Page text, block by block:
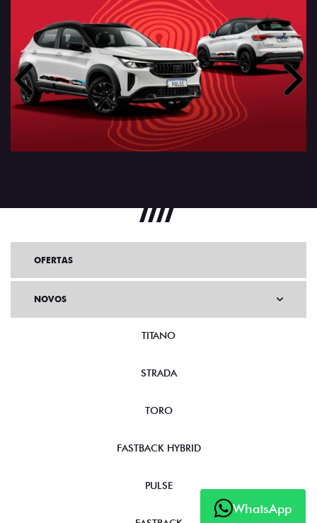
Anterior
WhatsApp
OFERTAS
NOVOS
TITANO
STRADA
TORO
FASTBACK HYBRID
PULSE